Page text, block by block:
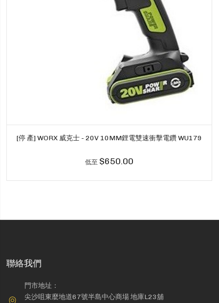
[停 產] WORX 威克士 - 20V 10MM鋰電雙速衝擊電鑽 WU179
低至 $650.00
聯絡我們
門市地址：
尖沙咀東麼地道67號半島中心商場 地庫L23舖